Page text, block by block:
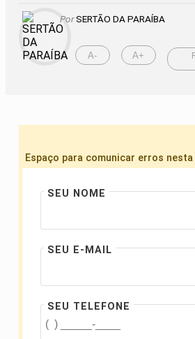
PorSERTÃO DA PARAÍBA
A- A+
Espaço para comunicar erros
SEU NOME
SEU E-MAIL
SEU TELEFONE